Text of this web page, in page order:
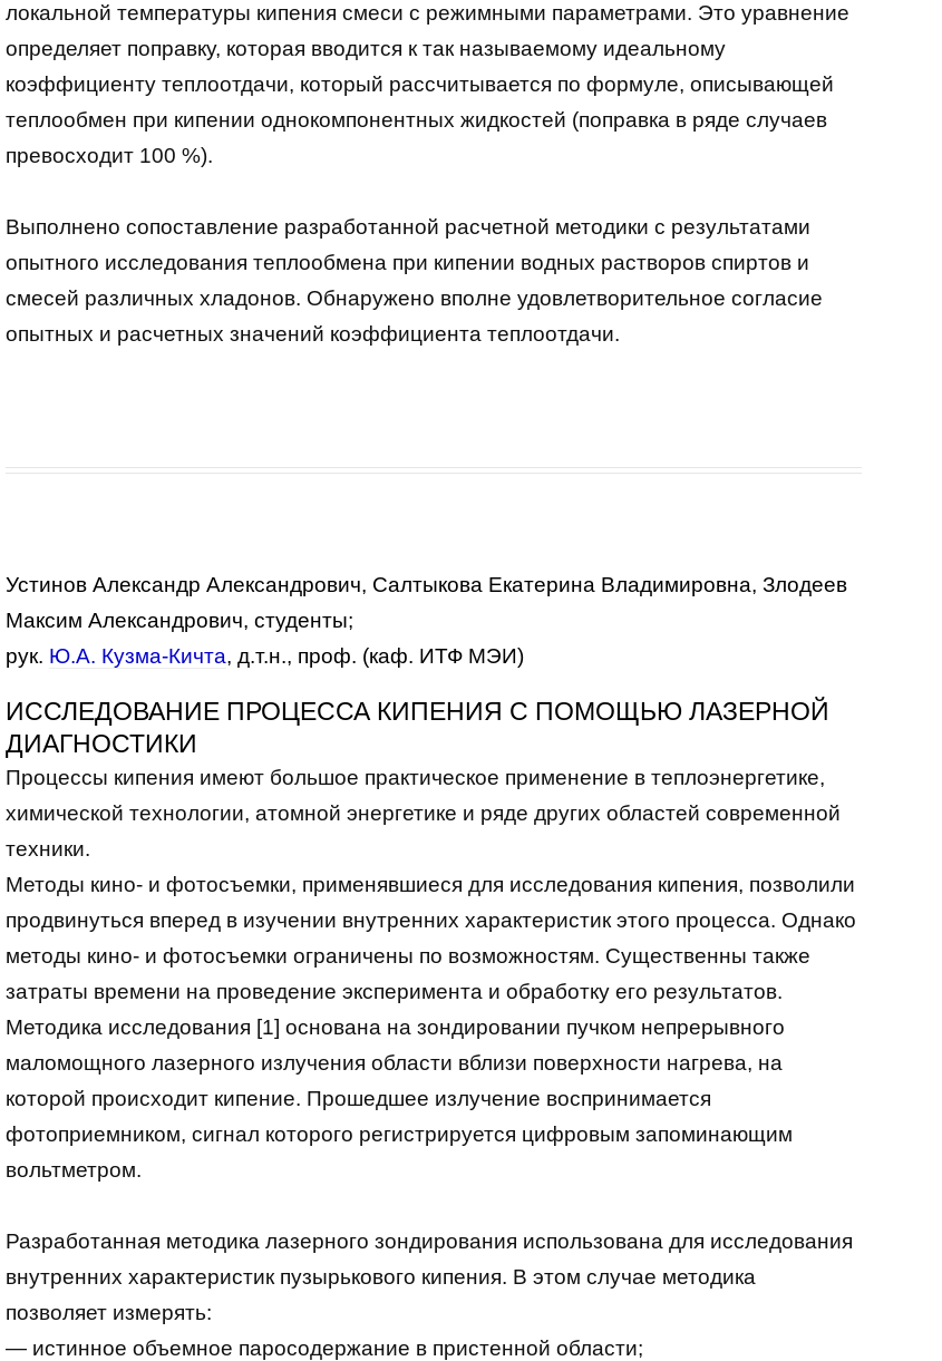
локальной температуры кипения смеси с режимными параметрами. Это уравнение
определяет поправку, которая вводится к так называемому идеальному
коэффициенту теплоотдачи, который рассчитывается по формуле, описывающей
теплообмен при кипении однокомпонентных жидкостей (поправка в ряде случаев
превосходит 100 %).
Выполнено сопоставление разработанной расчетной методики с результатами
опытного исследования теплообмена при кипении водных растворов спиртов и
смесей различных хладонов. Обнаружено вполне удовлетворительное согласие
опытных и расчетных значений коэффициента теплоотдачи.
Устинов Александр Александрович, Салтыкова Екатерина Владимировна, Злодеев
Максим Александрович, студенты;
рук. Ю.А. Кузма-Кичта, д.т.н., проф. (каф. ИТФ МЭИ)
ИССЛЕДОВАНИЕ ПРОЦЕССА КИПЕНИЯ С ПОМОЩЬЮ ЛАЗЕРНОЙ
ДИАГНОСТИКИ
Процессы кипения имеют большое практическое применение в теплоэнергетике,
химической технологии, атомной энергетике и ряде других областей современной
техники.
Методы кино- и фотосъемки, применявшиеся для исследования кипения, позволили
продвинуться вперед в изучении внутренних характеристик этого процесса. Однако
методы кино- и фотосъемки ограничены по возможностям. Существенны также
затраты времени на проведение эксперимента и обработку его результатов.
Методика исследования [1] основана на зондировании пучком непрерывного
маломощного лазерного излучения области вблизи поверхности нагрева, на
которой происходит кипение. Прошедшее излучение воспринимается
фотоприемником, сигнал которого регистрируется цифровым запоминающим
вольтметром.
Разработанная методика лазерного зондирования использована для исследования
внутренних характеристик пузырькового кипения. В этом случае методика
позволяет измерять:
— истинное объемное паросодержание в пристенной области;